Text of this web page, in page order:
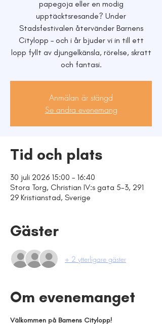
papegoja eller en modig
upptäcktsresande? Under
Stadsfestivalen återvänder Barnens
Citylopp – och i år bjuder vi in till ett
lopp fyllt av djungelkänsla, rörelse, skratt
och fantasi.
Anmälan är stängd
Se andra evenemang
Tid och plats
30 juli 2026 15:00 – 16:40
Stora Torg, Christian IV:s gata 5-3, 291
29 Kristianstad, Sverige
Gäster
+ 2 ytterligare gäster
Om evenemanget
Välkommen på Barnens Citylopp!